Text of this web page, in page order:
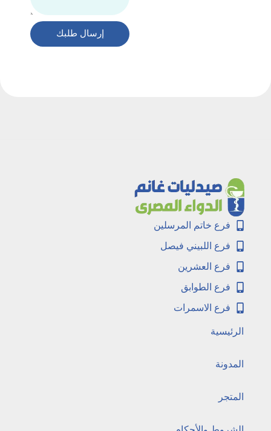
إرسال طلبك
فرع خاتم المرسلين
فرع اللبيني فيصل
فرع العشرين
فرع الطوابق
فرع الاسمرات
الرئيسية
المدونة
المتجر